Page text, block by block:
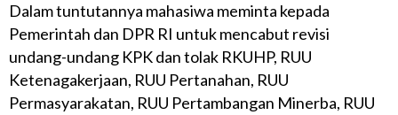
Dalam tuntutannya mahasiwa meminta kepada
Pemerintah dan DPR RI untuk mencabut revisi
undang-undang KPK dan tolak RKUHP, RUU
Ketenagakerjaan, RUU Pertanahan, RUU
Permasyarakatan, RUU Pertambangan Minerba, RUU